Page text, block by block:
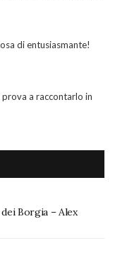
di entusiasmante!
a raccontarlo in
dei Borgia – Alex